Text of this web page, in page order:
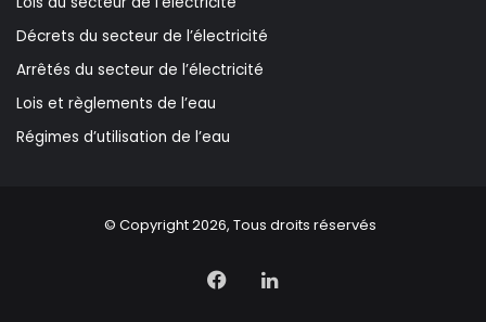
Décrets du secteur de l’électricité
Arrêtés du secteur de l’électricité
Lois et règlements de l’eau
Régimes d’utilisation de l’eau
© Copyright 2026, Tous droits réservés
FacebookLinkedin